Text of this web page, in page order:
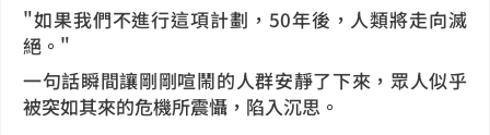
"如果我們不進行這項計劃，50年後，人類將走向滅
絕。"
一句話瞬間讓剛剛喧鬧的人群安靜了下來，眾人似乎
被突如其來的危機所震懾，陷入沉思。